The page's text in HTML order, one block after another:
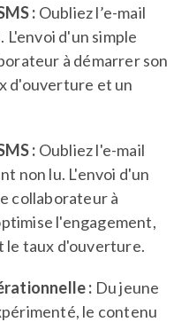
: Oubliez l’e-mail
L'envoi d'un simple
à démarrer son
d'ouverture et un
: Oubliez l'e-mail
non lu. L'envoi d'un
collaborateur à
l'engagement,
le taux d'ouverture.
: Du jeune
le contenu